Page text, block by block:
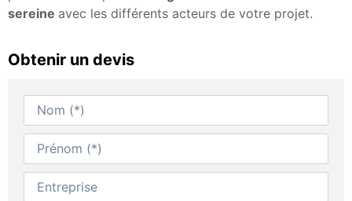
sereine avec les différents acteurs de votre projet.
Obtenir un devis